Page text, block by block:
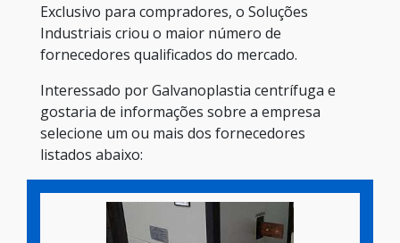
Exclusivo para compradores, o Soluções
Industriais criou o maior número de
fornecedores qualificados do mercado.
Interessado por Galvanoplastia centrífuga e
gostaria de informações sobre a empresa
selecione um ou mais dos fornecedores
listados abaixo: